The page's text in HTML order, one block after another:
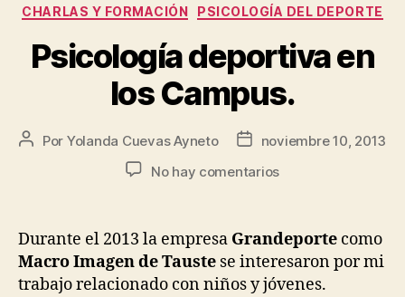
CHARLAS Y FORMACIÓN PSICOLOGÍA DEL DEPORTE
Psicología deportiva en
los Campus.
Por Yolanda Cuevas Ayneto
noviembre 10, 2013
No hay comentarios
Durante el 2013 la empresa Grandeporte como
Macro Imagen de Tauste se interesaron por mi
trabajo relacionado con niños y jóvenes.